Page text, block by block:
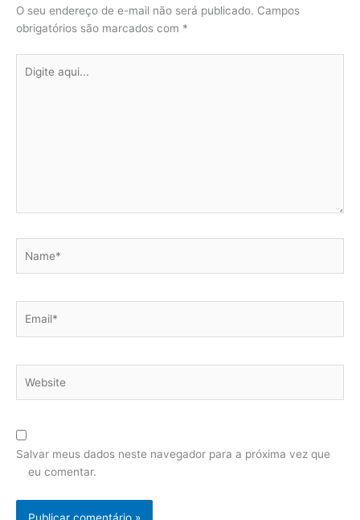
O seu endereço de e-mail não será publicado. Campos
obrigatórios são marcados com *
aqui...
Salvar meus dados neste navegador para a próxima vez que
eu comentar.